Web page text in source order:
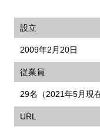
設立
2009年2月20日
従業員
29名（2021年5月現在
URL